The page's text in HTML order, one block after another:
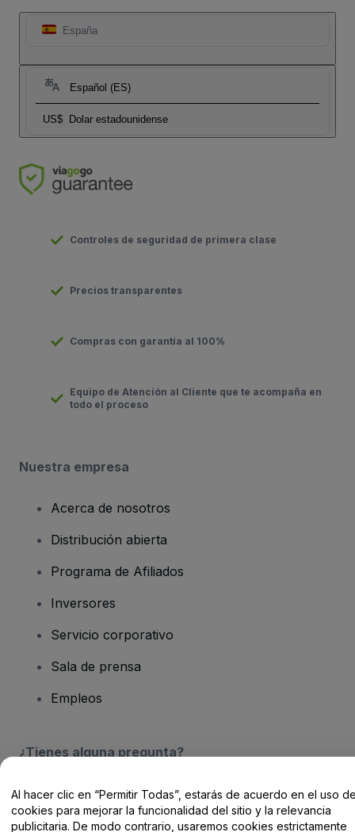
España
Español (ES)
US$ Dolar estadounidense
Controles de seguridad de primera clase
Precios transparentes
Compras con garantía al 100%
Equipo de Atención al Cliente que te acompaña en
todo el proceso
Nuestra empresa
Acerca de nosotros
Distribución abierta
Programa de Afiliados
Inversores
Servicio corporativo
Sala de prensa
Empleos
¿Tienes alguna pregunta?
Centro de Ayuda / Contacto
Al hacer clic en “Permitir Todas”, estarás de acuerdo en el uso
cookies para mejorar la funcionalidad del sitio y la relevancia
publicitaria. De modo contrario, usaremos cookies estrictamente